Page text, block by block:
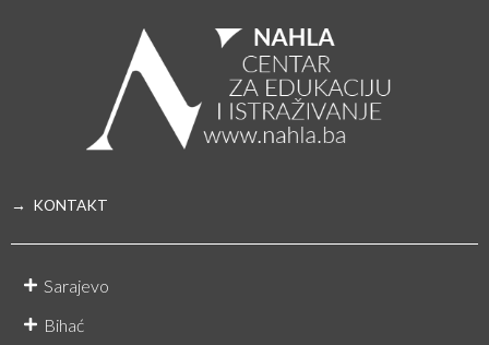
→ KONTAKT
Sarajevo
Bihać